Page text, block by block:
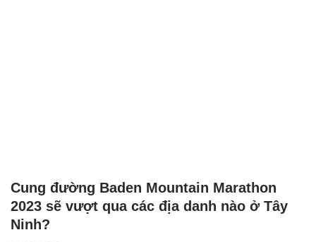
Cung đường Baden Mountain Marathon
2023 sẽ vượt qua các địa danh nào ở Tây
Ninh?